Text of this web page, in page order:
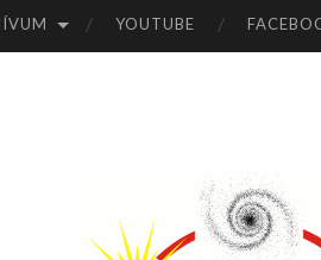
YOUTUBE